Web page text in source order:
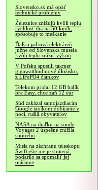
Slovensko.sk má opäť
technické problémy
Železnice znižujú kvôli teplu
rýchlosť iba na 50 km/h,
spôsobuje to meškanie
Ďalšia jadrová elektráreň
južne od Slovenska musela
kvôli teplu znížiť výkon
V Poľsku spustili takmer
gigawatthodinové úložisko,
z LiFePO4 článkov
Telekom pridal 12 GB balík
pre Easy, chce zaň 12 eur
Súd zakázal samojazdiacim
Google taxíkom dobíjanie v
noci, rušili obyvateľov
NASA na diaľku na sonde
Voyager 2 úspešne znížila
spotrebu
Misia na záchranu teleskopu
Swift ešte nie je stratená,
podarilo sa spomaliť jej
otáčanie